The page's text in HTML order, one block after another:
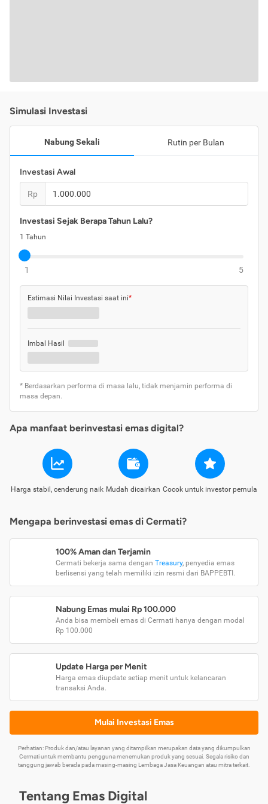
Simulasi Investasi
Nabung Sekali Rutin per Bulan
Investasi Awal
Rp
Investasi Sejak Berapa Tahun Lalu?
1 Tahun
1 5
Estimasi Nilai Investasi saat ini*
Imbal Hasil
* Berdasarkan performa di masa lalu, tidak menjamin performa di
masa depan.
Apa manfaat berinvestasi emas digital?
Harga stabil, cenderung naik Mudah dicairkan Cocok untuk investor pemula
Mengapa berinvestasi emas di Cermati?
100% Aman dan Terjamin
Cermati bekerja sama dengan Treasury, penyedia emas
berlisensi yang telah memiliki izin resmi dari BAPPEBTI.
Nabung Emas mulai Rp 100.000
Anda bisa membeli emas di Cermati hanya dengan modal
Rp 100.000
Update Harga per Menit
Harga emas diupdate setiap menit untuk kelancaran
transaksi Anda.
Mulai Investasi Emas
Perhatian: Produk dan/atau layanan yang ditampilkan merupakan data yang dikumpulkan
Cermati untuk membantu pengguna menemukan produk yang sesuai. Segala risiko dan
tanggung jawab berada pada masing-masing Lembaga Jasa Keuangan atau mitra terkait.
Tentang Emas Digital